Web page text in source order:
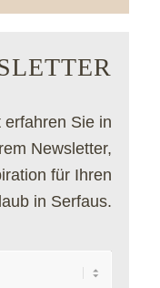
Sie in
Newsletter,
für Ihren
in Serfaus.